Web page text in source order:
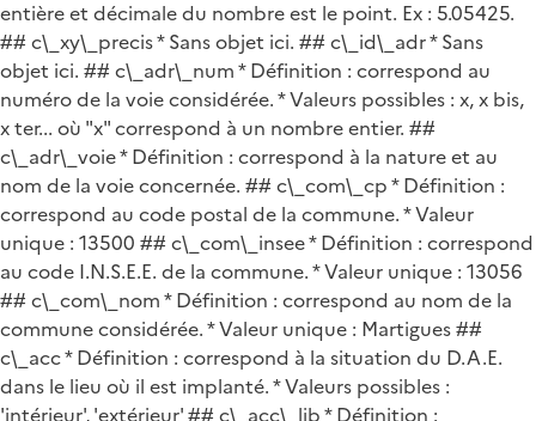
entière et décimale du nombre est le point. Ex : 5.05425.
## c\_xy\_precis * Sans objet ici. ## c\_id\_adr * Sans
objet ici. ## c\_adr\_num * Définition : correspond au
numéro de la voie considérée. * Valeurs possibles : x, x bis,
x ter... où "x" correspond à un nombre entier. ##
c\_adr\_voie * Définition : correspond à la nature et au
nom de la voie concernée. ## c\_com\_cp * Définition :
correspond au code postal de la commune. * Valeur
unique : 13500 ## c\_com\_insee * Définition : correspond
au code I.N.S.E.E. de la commune. * Valeur unique : 13056
## c\_com\_nom * Définition : correspond au nom de la
commune considérée. * Valeur unique : Martigues ##
c\_acc * Définition : correspond à la situation du D.A.E.
dans le lieu où il est implanté. * Valeurs possibles :
'intérieur', 'extérieur' ## c\_acc\_lib * Définition :